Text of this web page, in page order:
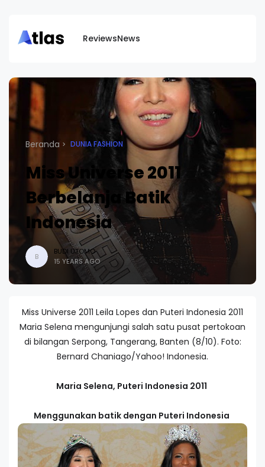
ReviewsNews
Beranda DUNIA FASHION
Miss Universe 2011
Berbelanja Batik
Indonesia
B
BUDI UTOMO
15 YEARS AGO
Miss Universe 2011 Leila Lopes dan Puteri Indonesia 2011
Maria Selena mengunjungi salah satu pusat pertokoan
di bilangan Serpong, Tangerang, Banten (8/10). Foto:
Bernard Chaniago/Yahoo! Indonesia.
Maria Selena, Puteri Indonesia 2011
Menggunakan batik dengan Puteri Indonesia